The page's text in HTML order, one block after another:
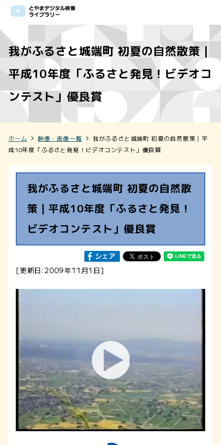
我がふるさと城端町 初夏の自然散策｜
平成10年度「ふるさと発見！ビデオコ
ンテスト」優良賞
ホーム 映像・画像一覧
我がふるさと城端町 初夏の自然散策｜平
成10年度「ふるさと発見！ビデオコンテスト」優良賞
我がふるさと城端町 初夏の自然散
策｜平成10年度「ふるさと発見！
ビデオコンテスト」優良賞
[更新日:2009年11月1日]